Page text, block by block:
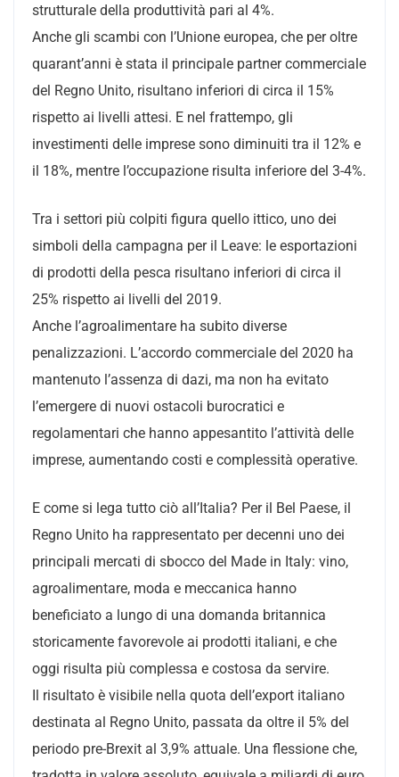
strutturale della produttività pari al 4%.
Anche gli scambi con l’Unione europea, che per oltre
quarant’anni è stata il principale partner commerciale
del Regno Unito, risultano inferiori di circa il 15%
rispetto ai livelli attesi. E nel frattempo, gli
investimenti delle imprese sono diminuiti tra il 12% e
il 18%, mentre l’occupazione risulta inferiore del 3-4%.
Tra i settori più colpiti figura quello ittico, uno dei
simboli della campagna per il Leave: le esportazioni
di prodotti della pesca risultano inferiori di circa il
25% rispetto ai livelli del 2019.
Anche l’agroalimentare ha subito diverse
penalizzazioni. L’accordo commerciale del 2020 ha
mantenuto l’assenza di dazi, ma non ha evitato
l’emergere di nuovi ostacoli burocratici e
regolamentari che hanno appesantito l’attività delle
imprese, aumentando costi e complessità operative.
E come si lega tutto ciò all’Italia? Per il Bel Paese, il
Regno Unito ha rappresentato per decenni uno dei
principali mercati di sbocco del Made in Italy: vino,
agroalimentare, moda e meccanica hanno
beneficiato a lungo di una domanda britannica
storicamente favorevole ai prodotti italiani, e che
oggi risulta più complessa e costosa da servire.
Il risultato è visibile nella quota dell’export italiano
destinata al Regno Unito, passata da oltre il 5% del
periodo pre-Brexit al 3,9% attuale. Una flessione che,